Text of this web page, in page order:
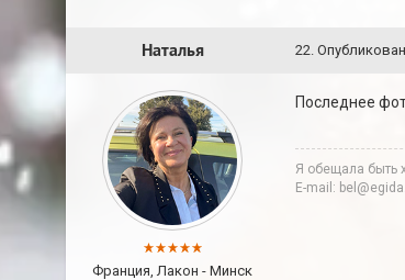
Наталья 22.
Франция, Лакон - Минск
Последнее
Я обещала быть
E-mail: